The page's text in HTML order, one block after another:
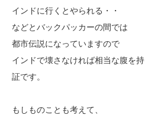
インドに行くとやられる・・
などとバックパッカーの間では
都市伝説になっていますので
インドで壊さなければ相当な腹を
証です。
もしものことも考えて、